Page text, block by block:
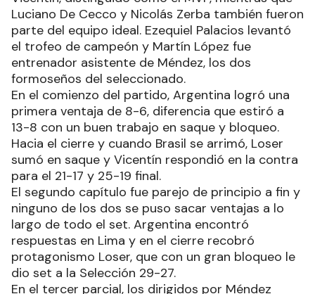
Luciano De Cecco y Nicolás Zerba también fueron
parte del equipo ideal. Ezequiel Palacios levantó
el trofeo de campeón y Martín López fue
entrenador asistente de Méndez, los dos
formoseños del seleccionado.
En el comienzo del partido, Argentina logró una
primera ventaja de 8-6, diferencia que estiró a
13-8 con un buen trabajo en saque y bloqueo.
Hacia el cierre y cuando Brasil se arrimó, Loser
sumó en saque y Vicentín respondió en la contra
para el 21-17 y 25-19 final.
El segundo capítulo fue parejo de principio a fin y
ninguno de los dos se puso sacar ventajas a lo
largo de todo el set. Argentina encontró
respuestas en Lima y en el cierre recobró
protagonismo Loser, que con un gran bloqueo le
dio set a la Selección 29-27.
En el tercer parcial, los dirigidos por Méndez